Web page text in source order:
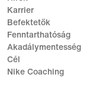
Karrier
Befektetők
Fenntarthatóság
Akadálymentesség
Cél
Nike Coaching